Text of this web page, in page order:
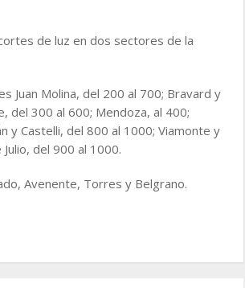
de luz en dos sectores de la
Juan Molina, del 200 al 700; Bravard y
del 300 al 600; Mendoza, al 400;
y Castelli, del 800 al 1000; Viamonte y
del 900 al 1000.
Avenente, Torres y Belgrano.